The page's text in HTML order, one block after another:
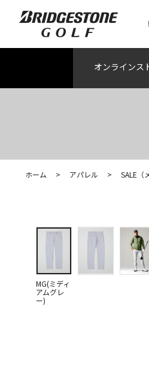
オンラインス
ホーム > アパレル > SALE（
MG(ミディ
アムグレ
ー)